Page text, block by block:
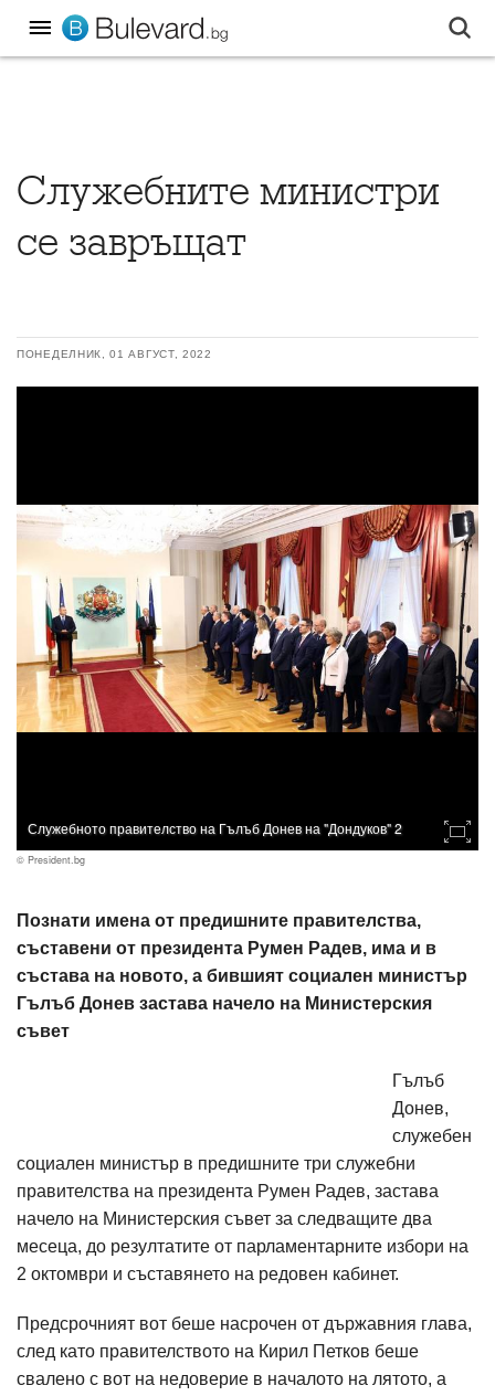
Служебните министри
се завръщат
ПОНЕДЕЛНИК, 01 АВГУСТ, 2022
Служебното правителство на Гълъб Донев на "Дондуков" 2
© President.bg
Познати имена от предишните правителства,
съставени от президента Румен Радев, има и в
състава на новото, а бившият социален министър
Гълъб Донев застава начело на Министерския
съвет
Гълъб
Донев,
служебен
социален министър в предишните три служебни
правителства на президента Румен Радев, застава
начело на Министерския съвет за следващите два
месеца, до резултатите от парламентарните избори на
2 октомври и съставянето на редовен кабинет.
Предсрочният вот беше насрочен от държавния глава,
след като правителството на Кирил Петков беше
свалено с вот на недоверие в началото на лятото, а